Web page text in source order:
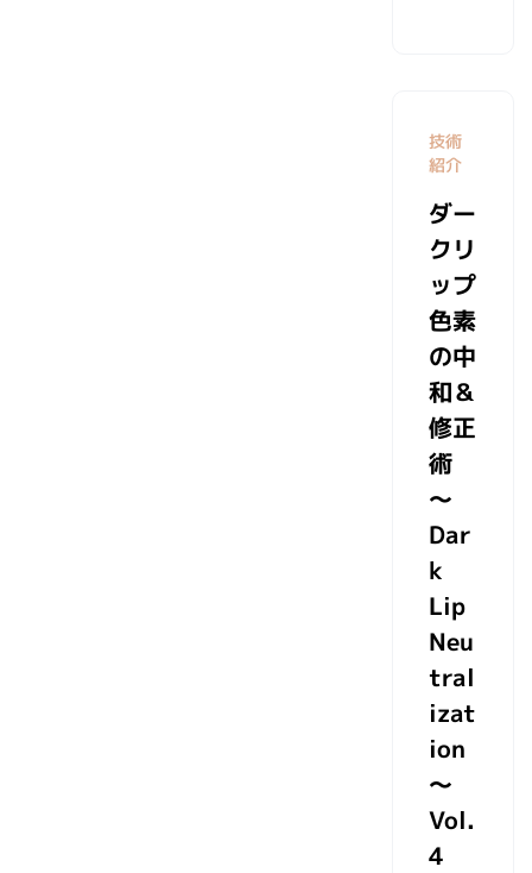
技術
紹介
ダー
クリ
ップ
色素
の中
和＆
修正
術
～
Dar
k
Lip
Neu
tral
izat
ion
～
Vol.
4